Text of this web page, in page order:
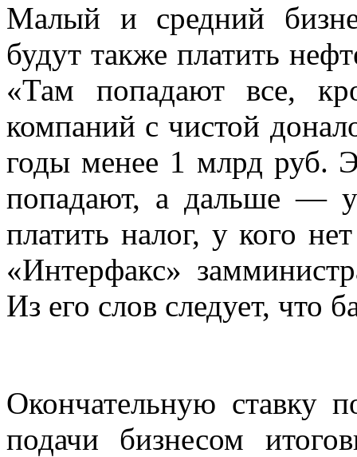
Малый и средний
будут также платить
«Там попадают все,
компаний с чистой
годы менее 1 млрд руб.
попадают, а дальше — у
платить налог, у кого
«Интерфакс»
Из его слов следует, что
Окончательную ставку
подачи бизнесом